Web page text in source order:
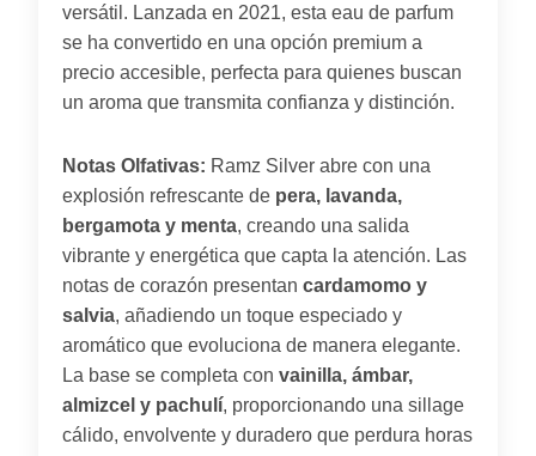
versátil. Lanzada en 2021, esta eau de parfum
se ha convertido en una opción premium a
precio accesible, perfecta para quienes buscan
un aroma que transmita confianza y distinción.
Notas Olfativas: Ramz Silver abre con una
explosión refrescante de pera, lavanda,
bergamota y menta, creando una salida
vibrante y energética que capta la atención. Las
notas de corazón presentan cardamomo y
salvia, añadiendo un toque especiado y
aromático que evoluciona de manera elegante.
La base se completa con vainilla, ámbar,
almizcel y pachulí, proporcionando una sillage
cálido, envolvente y duradero que perdura horas